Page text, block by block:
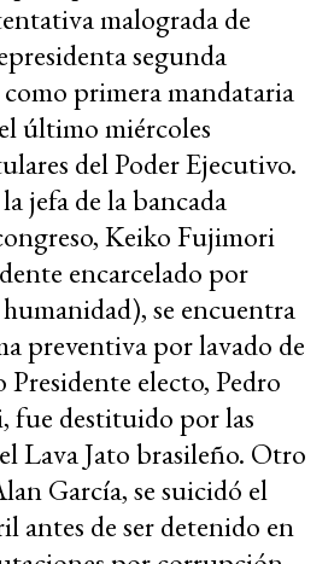
malograda de
segunda
primera mandataria
último miércoles
del Poder Ejecutivo.
jefa de la bancada
Keiko Fujimori
encarcelado por
se encuentra
preventiva por lavado de
electo, Pedro
fue destituido por las
Lava Jato brasileño. Otro
García, se suicidó el
antes de ser detenido en